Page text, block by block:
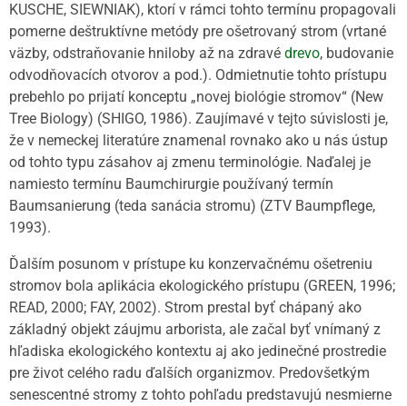
KUSCHE, SIEWNIAK), ktorí v rámci tohto termínu propagovali
pomerne deštruktívne metódy pre ošetrovaný strom (vrtané
väzby, odstraňovanie hniloby až na zdravé drevo, budovanie
odvodňovacích otvorov a pod.). Odmietnutie tohto prístupu
prebehlo po prijatí konceptu „novej biológie stromov“ (New
Tree Biology) (SHIGO, 1986). Zaujímavé v tejto súvislosti je,
že v nemeckej literatúre znamenal rovnako ako u nás ústup
od tohto typu zásahov aj zmenu terminológie. Naďalej je
namiesto termínu Baumchirurgie používaný termín
Baumsanierung (teda sanácia stromu) (ZTV Baumpflege,
1993).
Ďalším posunom v prístupe ku konzervačnému ošetreniu
stromov bola aplikácia ekologického prístupu (GREEN, 1996;
READ, 2000; FAY, 2002). Strom prestal byť chápaný ako
základný objekt záujmu arborista, ale začal byť vnímaný z
hľadiska ekologického kontextu aj ako jedinečné prostredie
pre život celého radu ďalších organizmov. Predovšetkým
senescentné stromy z tohto pohľadu predstavujú nesmierne